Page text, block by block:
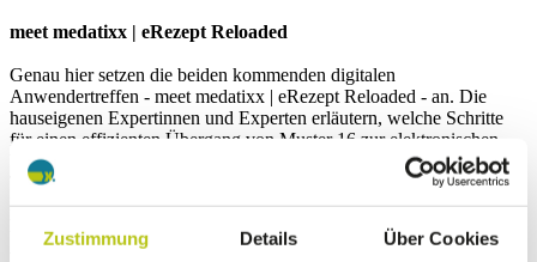
Zustimmung Details Über Cookies
meet medatixx | eRezept Reloaded
Genau hier setzen die beiden kommenden digitalen
Anwendertreffen - meet medatixx | eRezept Reloaded - an. Die
hauseigenen Expertinnen und Experten erläutern, welche Schritte
für einen effizienten Übergang von Muster 16 zur elektronischen
Verordnung notwendig sind. Mittels Chat können die
Teilnehmerinnen und Teilnehmer in den Dialog mit medatixx treten.
Die Praxissoftwarelösungen von medatixx verfügen bereits seit
Februar 2022 über die eRezept-Funktionalität. So können
Anwenderinnen und Anwender ihre Erfahrungen teilen.